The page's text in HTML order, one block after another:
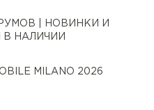
| НОВИНКИ И
В НАЛИЧИИ
MILANO 2026